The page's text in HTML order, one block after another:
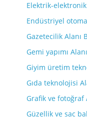
Elektrik-
Endüstriyel
Gazetecilik Alanı
Gemi yapımı
Giyim üretim
Gıda teknolojisi
Grafik ve fotoğraf
Güzellik ve sac